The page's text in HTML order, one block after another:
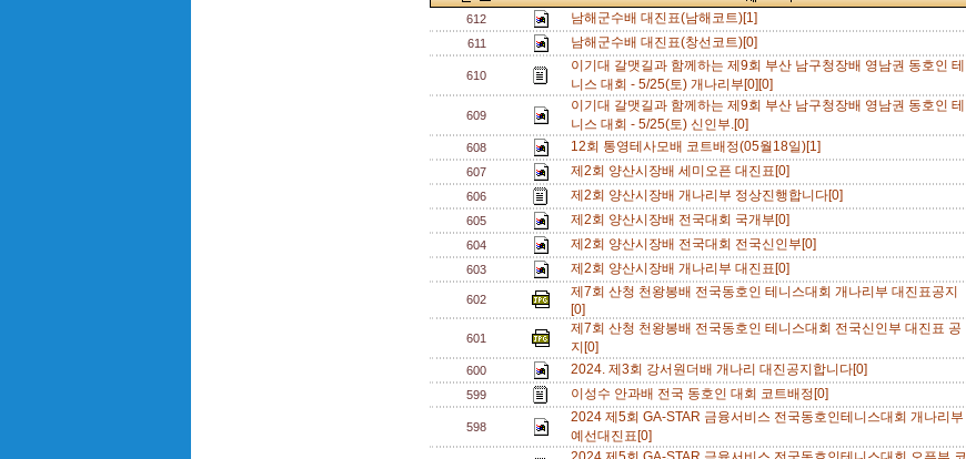
612 남해군수배 대진표(남해코트)[1]
611
남해군수배 대진표(창선코트)[0]
610
이기대 갈맷길과 함께하는 제9회 부산 남구청장배 영남권 동호인 테
니스 대회 - 5/25(토) 개나리부[0][0]
609
이기대 갈맷길과 함께하는 제9회 부산 남구청장배 영남권 동호인 테
니스 대회 - 5/25(토) 신인부.[0]
608 12회 통영테사모배 코트배정(05월18일)[1]
607
제2회 양산시장배 세미오픈 대진표[0]
606
제2회 양산시장배 개나리부 정상진행합니다[0]
605
제2회 양산시장배 전국대회 국개부[0]
604
제2회 양산시장배 전국대회 전국신인부[0]
603
제2회 양산시장배 개나리부 대진표[0]
602
제7회 산청 천왕봉배 전국동호인 테니스대회 개나리부 대진표공지
[0]
601
제7회 산청 천왕봉배 전국동호인 테니스대회 전국신인부 대진표 공
지[0]
600 2024. 제3회 강서원더배 개나리 대진공지합니다[0]
599
이성수 안과배 전국 동호인 대회 코트배정[0]
598
2024 제5회 GA-STAR 금융서비스 전국동호인테니스대회 개나리부
예선대진표[0]